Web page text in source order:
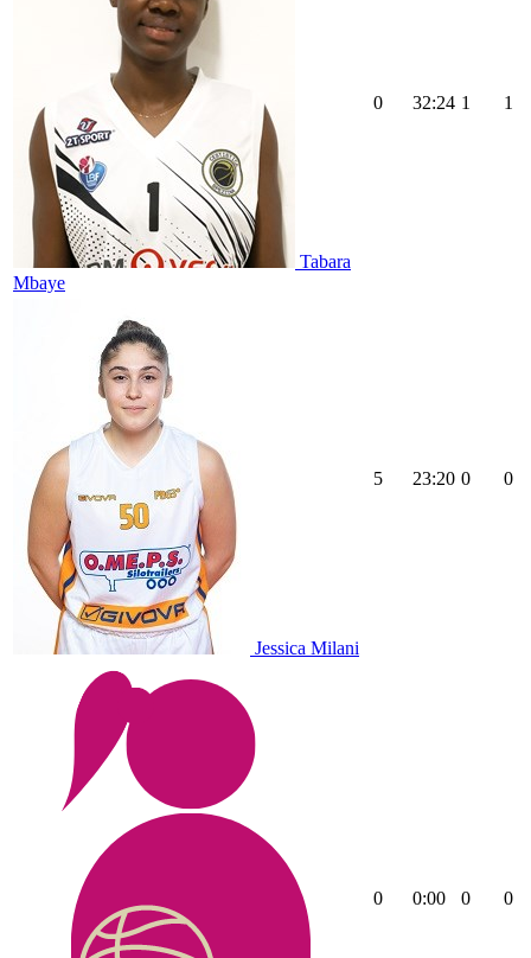
Tabara
Mbaye
0 32:24 1 1
Jessica Milani
5 23:20 0 0
0 0:00 0 0